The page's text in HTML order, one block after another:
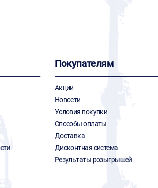
Покупателям
Акции
Новости
Условия покупки
Способы оплаты
Доставка
Дисконтная система
Результаты розыгрышей